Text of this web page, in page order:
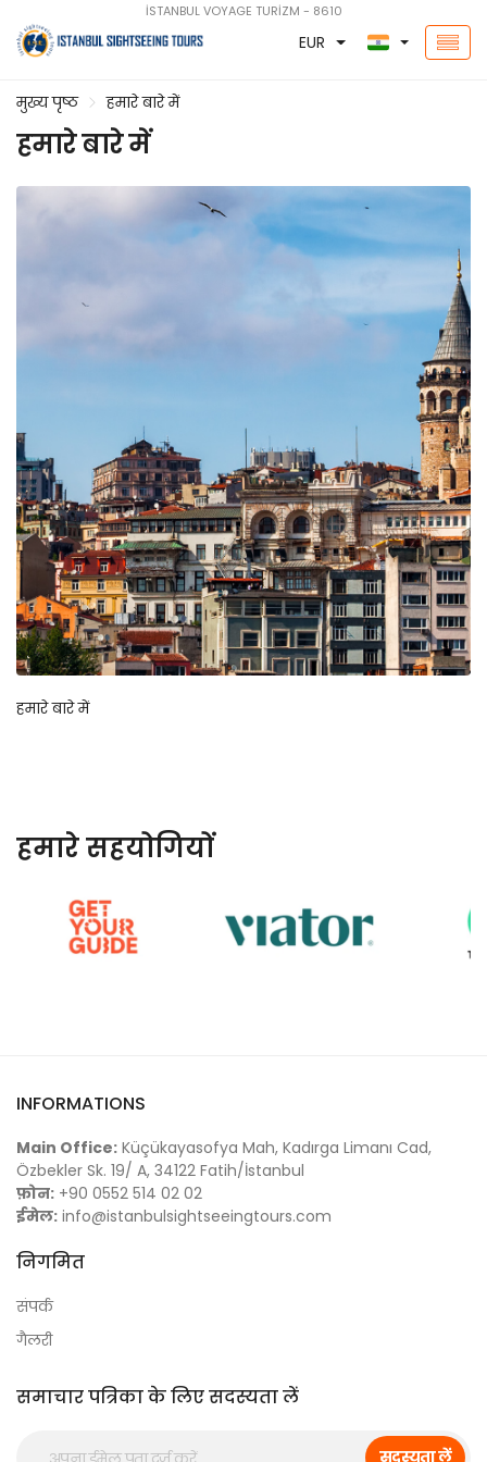
İSTANBUL VOYAGE TURİZM - 8610
EUR
मुख्य पृष्ठ हमारे बारे में
हमारे बारे में
हमारे बारे में
हमारे सहयोगियों
INFORMATIONS
Main Office: Küçükayasofya Mah, Kadırga Limanı Cad,
Özbekler Sk. 19/ A, 34122 Fatih/İstanbul
फ़ोन: +90 0552 514 02 02
ईमेल: info@istanbulsightseeingtours.com
निगमित
संपर्क
गैलरी
समाचार पत्रिका के लिए सदस्यता लें
सदस्यता लें